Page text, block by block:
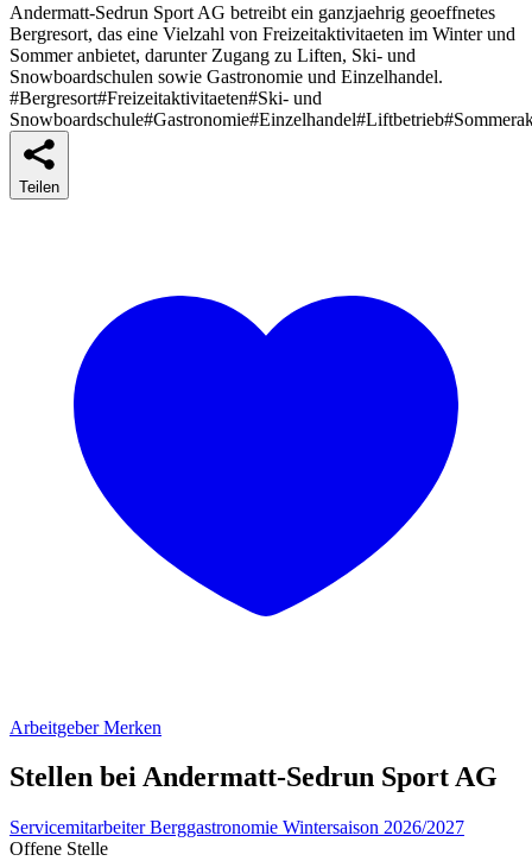
Andermatt-Sedrun Sport AG betreibt ein ganzjaehrig geoeffnetes
Bergresort, das eine Vielzahl von Freizeitaktivitaeten im Winter und
Sommer anbietet, darunter Zugang zu Liften, Ski- und
Snowboardschulen sowie Gastronomie und Einzelhandel.
#Bergresort#Freizeitaktivitaeten#Ski- und
Snowboardschule#Gastronomie#Einzelhandel#Liftbetrieb
Teilen
Arbeitgeber Merken
Stellen bei Andermatt-Sedrun Sport AG
Servicemitarbeiter Berggastronomie Wintersaison 2026/2027
Offene Stelle